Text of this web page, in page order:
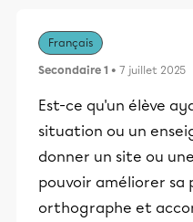
Français
Secondaire 1 • 7 juillet 2025
Est-ce qu'un élève
situation ou un
donner un site ou
pouvoir améliorer sa
orthographe et